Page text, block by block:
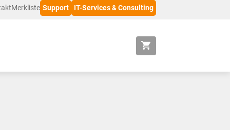
Merkliste Support IT-Services & Consulting